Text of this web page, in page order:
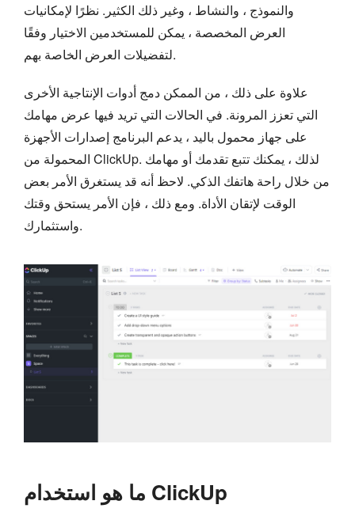
والنموذج ، والنشاط ، وغير ذلك الكثير. نظرًا لإمكانيات
العرض المخصصة ، يمكن للمستخدمين الاختيار وفقًا
لتفضيلات العرض الخاصة بهم.
علاوة على ذلك ، من الممكن دمج أدوات الإنتاجية الأخرى
التي تعزز المرونة. في الحالات التي تريد فيها عرض مهامك
على جهاز محمول باليد ، يدعم البرنامج إصدارات الأجهزة
المحمولة من ClickUp. لذلك ، يمكنك تتبع تقدمك أو مهامك
من خلال راحة هاتفك الذكي. لاحظ أنه قد يستغرق الأمر بعض
الوقت لإتقان الأداة. ومع ذلك ، فإن الأمر يستحق وقتك
واستثمارك.
ما هو استخدام ClickUp